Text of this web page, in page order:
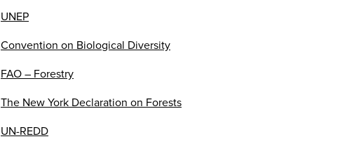
UNEP
Convention on Biological Diversity
FAO – Forestry
The New York Declaration on Forests
UN-REDD